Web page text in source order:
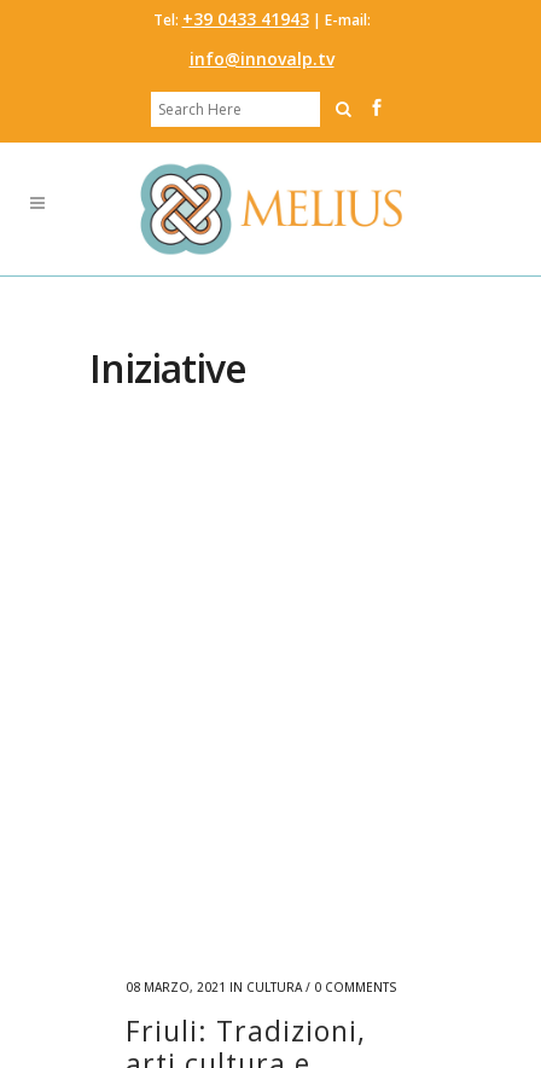
Tel: ‭+39 0433 41943‬ | E-mail:
info@innovalp.tv
Iniziative
08 MARZO, 2021 IN CULTURA/ 0 COMMENTS
Friuli: Tradizioni,